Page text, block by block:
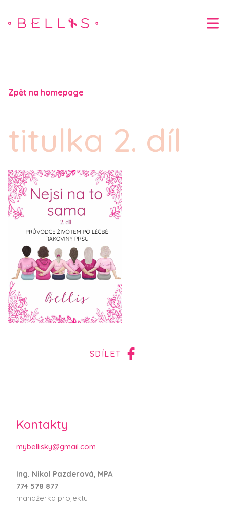
Zpět na homepage
titulka 2. díl
SDÍLET
Kontakty
mybellisky@gmail.com
Ing. Nikol Pazderová, MPA
774 578 877
manažerka projektu